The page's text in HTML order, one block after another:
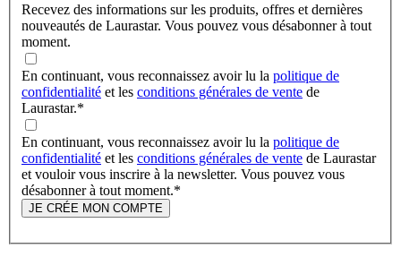
Recevez des informations sur les produits, offres et dernières
nouveautés de Laurastar. Vous pouvez vous désabonner à tout
moment.
En continuant, vous reconnaissez avoir lu la politique de
confidentialité et les conditions générales de vente de
Laurastar.*
En continuant, vous reconnaissez avoir lu la politique de
confidentialité et les conditions générales de vente de Laurastar
et vouloir vous inscrire à la newsletter. Vous pouvez vous
désabonner à tout moment.*
JE CRÉE MON COMPTE